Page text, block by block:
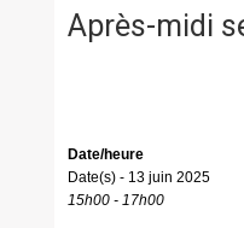
Après-midi
Date/heure
Date(s) - 13 juin 2025
15h00 - 17h00